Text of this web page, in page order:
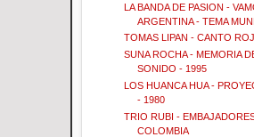
LA BANDA DE PASION -
ARGENTINA - TEMA
TOMAS LIPAN - CANTO
SUNA ROCHA - MEMORIA
SONIDO - 1995
LOS HUANCA HUA -
- 1980
TRIO RUBI -
COLOMBIA